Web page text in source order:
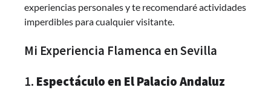
experiencias personales y te recomendaré actividades
imperdibles para cualquier visitante.
Mi Experiencia Flamenca en Sevilla
1. Espectáculo en El Palacio Andaluz